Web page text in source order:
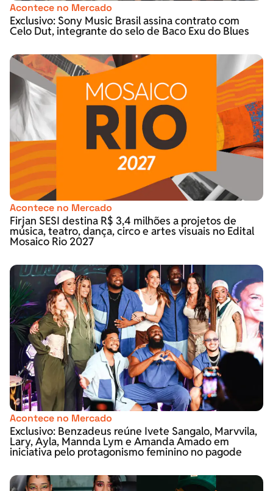
Acontece no Mercado
Exclusivo: Sony Music Brasil assina contrato com
Celo Dut, integrante do selo de Baco Exu do Blues
Acontece no Mercado
Firjan SESI destina R$ 3,4 milhões a projetos de
música, teatro, dança, circo e artes visuais no Edital
Mosaico Rio 2027
Acontece no Mercado
Exclusivo: Benzadeus reúne Ivete Sangalo, Marvvila,
Lary, Ayla, Mannda Lym e Amanda Amado em
iniciativa pelo protagonismo feminino no pagode